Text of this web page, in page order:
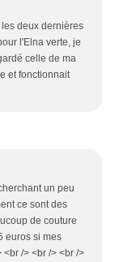
deux dernières
l'Elna verte, je
celle de ma
et fonctionnait
un peu
ce sont des
de couture
euros si mes
/> <br /> <br />